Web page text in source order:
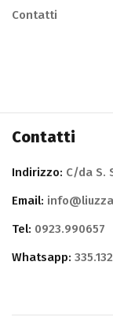
Contatti
Contatti
Indirizzo: C/da S.
Email:
Tel: 0923.990657
Whatsapp: